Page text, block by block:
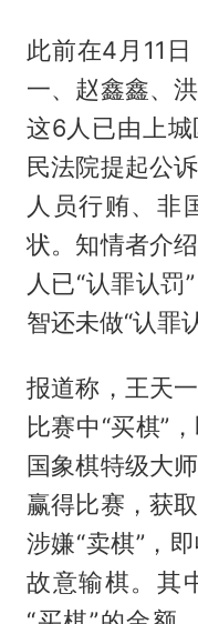
此前在4月11
一、赵鑫鑫、
这6人已由上
民法院提起公
人员行贿、非
状。知情者介
人已“认罪认
智还未做“认罪
报道称，王天
比赛中“买棋”
国象棋特级大
赢得比赛，获
涉嫌“卖棋”，
故意输棋。其